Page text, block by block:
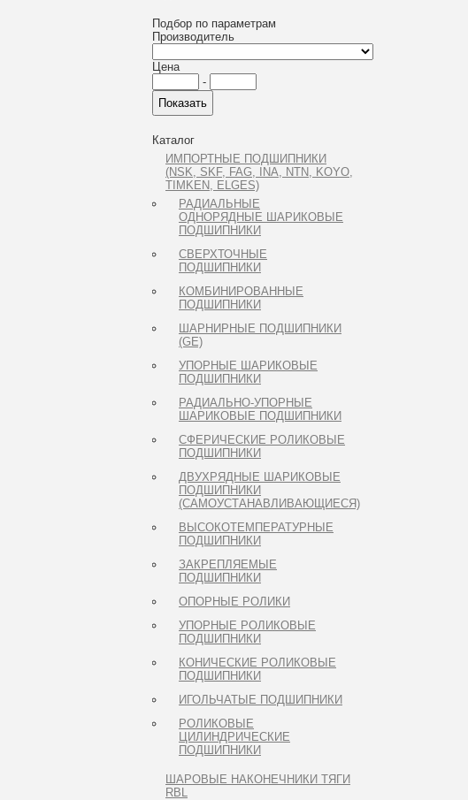
Подбор по параметрам
Производитель
Цена
-
Каталог
ИМПОРТНЫЕ ПОДШИПНИКИ
(NSK, SKF, FAG, INA, NTN, KOYO,
TIMKEN, ELGES)
РАДИАЛЬНЫЕ
ОДНОРЯДНЫЕ ШАРИКОВЫЕ
ПОДШИПНИКИ
СВЕРХТОЧНЫЕ
ПОДШИПНИКИ
КОМБИНИРОВАННЫЕ
ПОДШИПНИКИ
ШАРНИРНЫЕ ПОДШИПНИКИ
(GE)
УПОРНЫЕ ШАРИКОВЫЕ
ПОДШИПНИКИ
РАДИАЛЬНО-УПОРНЫЕ
ШАРИКОВЫЕ ПОДШИПНИКИ
СФЕРИЧЕСКИЕ РОЛИКОВЫЕ
ПОДШИПНИКИ
ДВУХРЯДНЫЕ ШАРИКОВЫЕ
ПОДШИПНИКИ
(САМОУСТАНАВЛИВАЮЩИЕСЯ)
ВЫСОКОТЕМПЕРАТУРНЫЕ
ПОДШИПНИКИ
ЗАКРЕПЛЯЕМЫЕ
ПОДШИПНИКИ
ОПОРНЫЕ РОЛИКИ
УПОРНЫЕ РОЛИКОВЫЕ
ПОДШИПНИКИ
КОНИЧЕСКИЕ РОЛИКОВЫЕ
ПОДШИПНИКИ
ИГОЛЬЧАТЫЕ ПОДШИПНИКИ
РОЛИКОВЫЕ
ЦИЛИНДРИЧЕСКИЕ
ПОДШИПНИКИ
ШАРОВЫЕ НАКОНЕЧНИКИ ТЯГИ
RBL